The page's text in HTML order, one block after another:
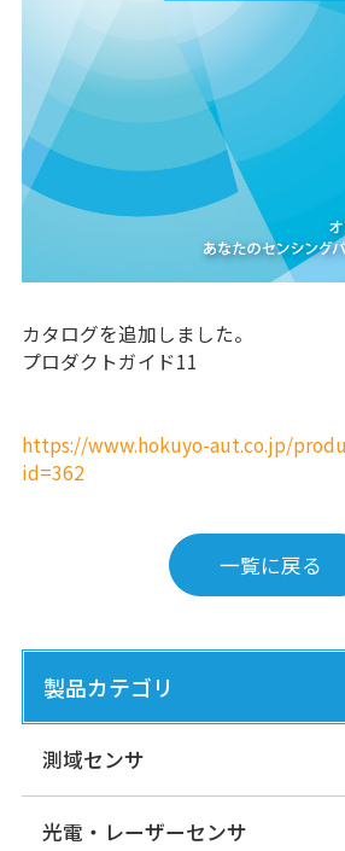
カタログを追加しました。
プロダクトガイド11
https://www.hokuyo-aut.co.jp/
id=362
一覧に戻る
製品カテゴリ
測域センサ
光電・レーザーセンサ